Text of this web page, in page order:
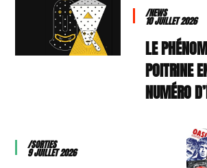
/NEWS
10 JUILLET 2026
LE
POITRINE
NUMÉRO
/SORTIES
9 JUILLET 2026